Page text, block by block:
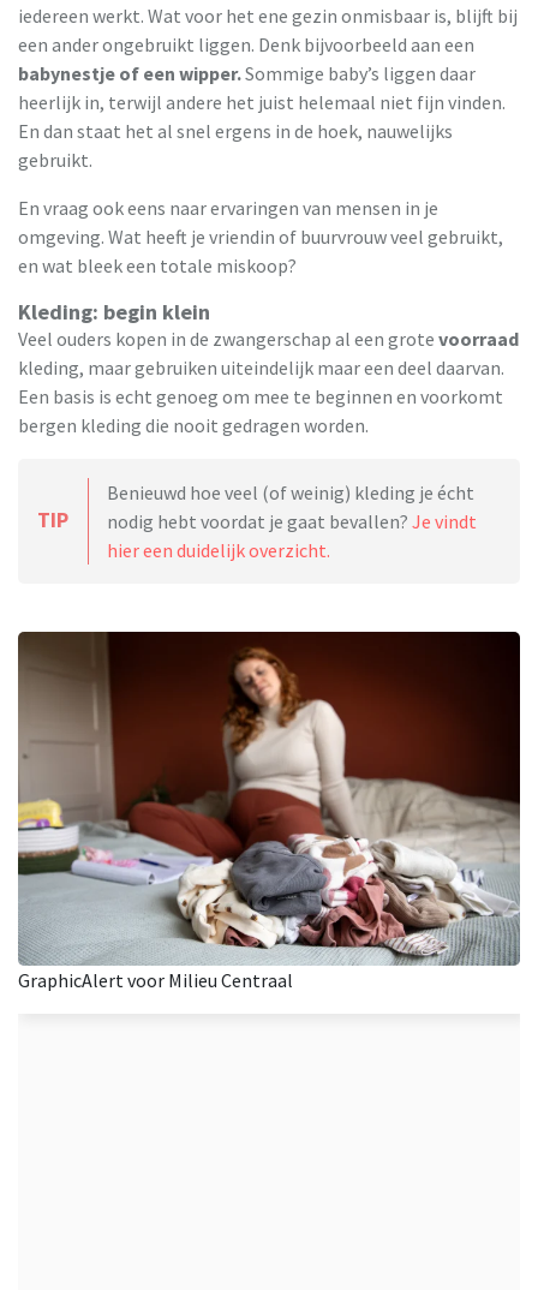
iedereen werkt. Wat voor het ene gezin onmisbaar is, blijft bij
een ander ongebruikt liggen. Denk bijvoorbeeld aan een
babynestje of een wipper.Sommige baby’s liggen daar
heerlijk in, terwijl andere het juist helemaal niet fijn vinden.
En dan staat het al snel ergens in de hoek, nauwelijks
gebruikt.
En vraag ook eens naar ervaringen van mensen in je
omgeving. Wat heeft je vriendin of buurvrouw veel gebruikt,
en wat bleek een totale miskoop?
Kleding: begin klein
Veel ouders kopen in de zwangerschap al een grote voorraad
kleding, maar gebruiken uiteindelijk maar een deel daarvan.
Een basis is echt genoeg om mee te beginnen en voorkomt
bergen kleding die nooit gedragen worden.
TIP
Benieuwd hoe veel (of weinig) kleding je écht
nodig hebt voordat je gaat bevallen? Je vindt
hier een duidelijk overzicht.
GraphicAlert voor Milieu Centraal